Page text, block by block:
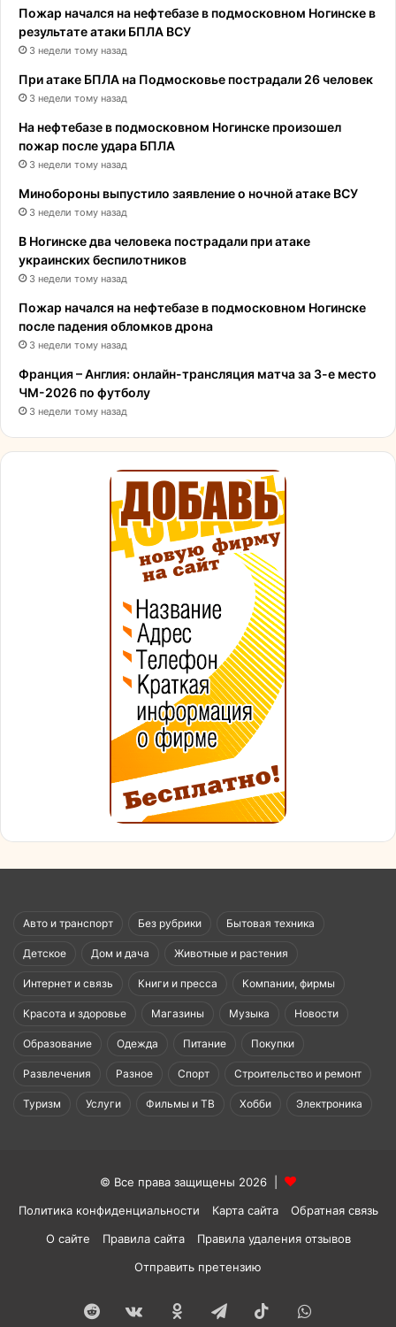
Пожар начался на нефтебазе в подмосковном Ногинске в
результате атаки БПЛА ВСУ
3 недели тому назад
При атаке БПЛА на Подмосковье пострадали 26 человек
3 недели тому назад
На нефтебазе в подмосковном Ногинске произошел
пожар после удара БПЛА
3 недели тому назад
Минобороны выпустило заявление о ночной атаке ВСУ
3 недели тому назад
В Ногинске два человека пострадали при атаке
украинских беспилотников
3 недели тому назад
Пожар начался на нефтебазе в подмосковном Ногинске
после падения обломков дрона
3 недели тому назад
Франция – Англия: онлайн-трансляция матча за 3-е место
ЧМ-2026 по футболу
3 недели тому назад
Авто и транспорт Без рубрики Бытовая техника
Детское Дом и дача Животные и растения
Интернет и связь Книги и пресса Компании, фирмы
Красота и здоровье Магазины Музыка Новости
Образование Одежда Питание Покупки
Развлечения Разное Спорт Строительство и ремонт
Туризм Услуги Фильмы и ТВ Хобби Электроника
© Все права защищены 2026 |
Политика конфиденциальности
Карта сайта
Обратная связь
О сайте
Правила сайта
Правила удаления отзывов
Отправить претензию
Reddit vk.comОдноклассники
TelegramTikTokWhatsApp